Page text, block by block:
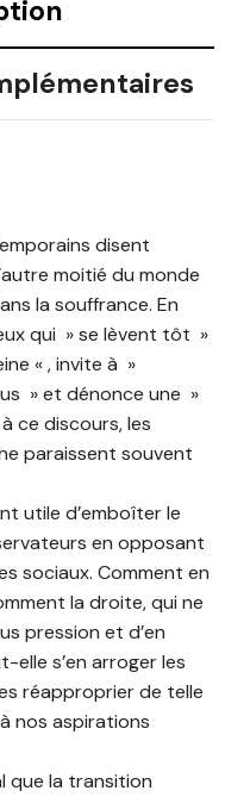
disent
moitié du monde
la souffrance. En
qui » se lèvent tôt »
« , invite à »
» et dénonce une »
ce discours, les
paraissent souvent
utile d’emboîter le
en opposant
sociaux. Comment en
la droite, qui ne
pression et d’en
elle s’en arroger les
réapproprier de telle
nos aspirations
que la transition